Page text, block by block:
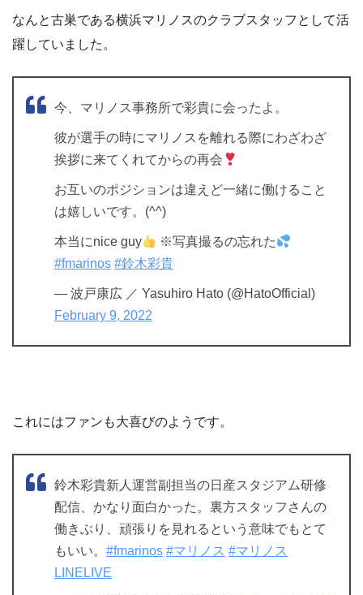
なんと古巣である横浜マリノスのクラブスタッフとして活
躍していました。
今、マリノス事務所で彩貴に会ったよ。
彼が選手の時にマリノスを離れる際にわざわざ
挨拶に来てくれてからの再会
お互いのポジションは違えど一緒に働けること
は嬉しいです。(^^)
本当にnice guy
※写真撮るの忘れた
#fmarinos #鈴木彩貴
— 波戸康広 ／ Yasuhiro Hato (@HatoOfficial)
February 9, 2022
これにはファンも大喜びのようです。
鈴木彩貴新人運営副担当の日産スタジアム研修
配信、かなり面白かった。裏方スタッフさんの
働きぶり、頑張りを見れるという意味でもとて
もいい。 #fmarinos #マリノス #マリノス
LINELIVE